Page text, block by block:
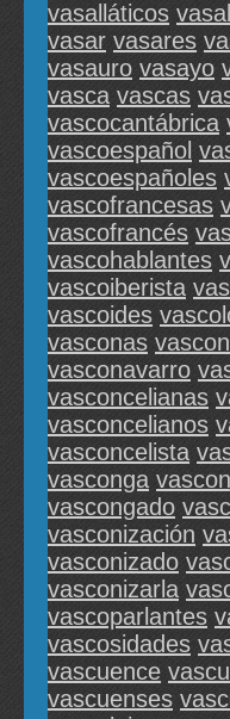
vasalláticos
vasar vasares
vasauro vasayo
vasca vascas
vascocantábrica
vascoespañol
vascoespañoles
vascofrancesas
vascofrancés
vascohablantes
vascoiberista
vascoides
vasconas
vasconavarro
vasconcelianas
vasconcelianos
vasconcelista
vasconga
vascongado
vasconización
vasconizado
vasconizarla
vascoparlantes
vascosidades
vascuence
vascuenses